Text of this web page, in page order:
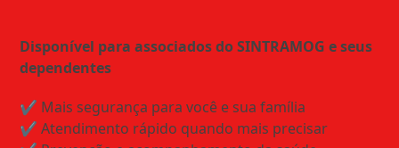
Disponível para associados do SINTRAMOG e seus
dependentes
✔️ Mais segurança para você e sua família
✔️ Atendimento rápido quando mais precisar